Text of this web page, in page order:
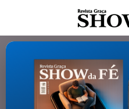
Aumento da